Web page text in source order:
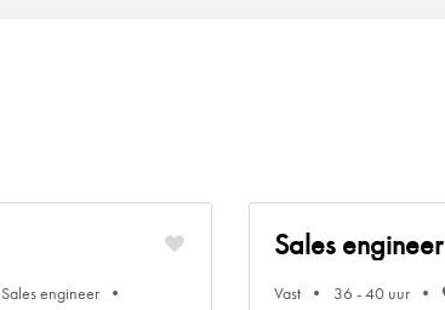
Sales engineer
Sales engineer
Vast 36 - 40 uur